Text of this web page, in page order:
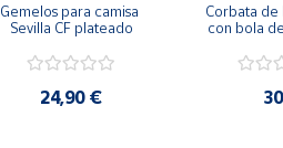
Gemelos para camisa
Sevilla CF plateado
24,90 €
Corbata de
con bola